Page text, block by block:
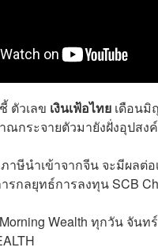
ตัวเลข เงินเฟ้อไทย เดือนมิ
ณกระจายตัวมายังฝั่งอุปสง
าษีนำเข้าจากจีน จะมีผลต่
รกลยุทธ์การลงทุน SCB
Morning Wealth ทุกวัน จันทร์